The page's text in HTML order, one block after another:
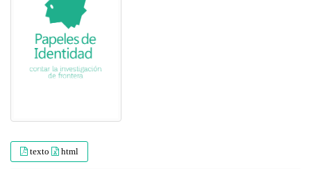
texto html